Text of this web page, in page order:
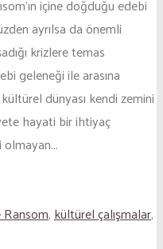
içine doğduğu edebi
ayrılsa da önemli
krizlere temas
geleneği ile arasına
dünyası kendi zemini
hayati bir ihtiyaç
,kültürel çalışmalar,